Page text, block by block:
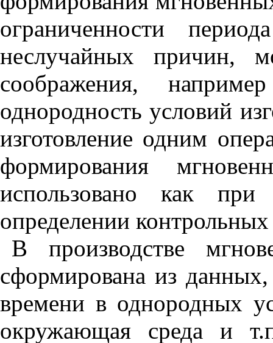
ограниченности
неслучайных причин,
соображения,
однородность условий
изготовление одним
формирования
использовано как
определении
В производстве
сформирована из
времени в однородных
окружающая среда и